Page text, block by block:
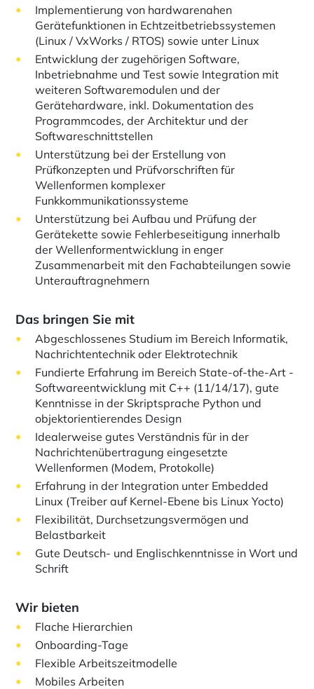
Implementierung von hardwarenahen
Gerätefunktionen in Echtzeitbetriebssystemen
(Linux / VxWorks / RTOS) sowie unter Linux
Entwicklung der zugehörigen Software,
Inbetriebnahme und Test sowie Integration mit
weiteren Softwaremodulen und der
Gerätehardware, inkl. Dokumentation des
Programmcodes, der Architektur und der
Softwareschnittstellen
Unterstützung bei der Erstellung von
Prüfkonzepten und Prüfvorschriften für
Wellenformen komplexer
Funkkommunikationssysteme
Unterstützung bei Aufbau und Prüfung der
Gerätekette sowie Fehlerbeseitigung innerhalb
der Wellenformentwicklung in enger
Zusammenarbeit mit den Fachabteilungen sowie
Unterauftragnehmern
Das bringen Sie mit
Abgeschlossenes Studium im Bereich Informatik,
Nachrichtentechnik oder Elektrotechnik
Fundierte Erfahrung im Bereich State-of-the-Art -
Softwareentwicklung mit C++ (11/14/17), gute
Kenntnisse in der Skriptsprache Python und
objektorientierendes Design
Idealerweise gutes Verständnis für in der
Nachrichtenübertragung eingesetzte
Wellenformen (Modem, Protokolle)
Erfahrung in der Integration unter Embedded
Linux (Treiber auf Kernel-Ebene bis Linux Yocto)
Flexibilität, Durchsetzungsvermögen und
Belastbarkeit
Gute Deutsch- und Englischkenntnisse in Wort und
Schrift
Wir bieten
Flache Hierarchien
Onboarding-Tage
Flexible Arbeitszeitmodelle
Mobiles Arbeiten